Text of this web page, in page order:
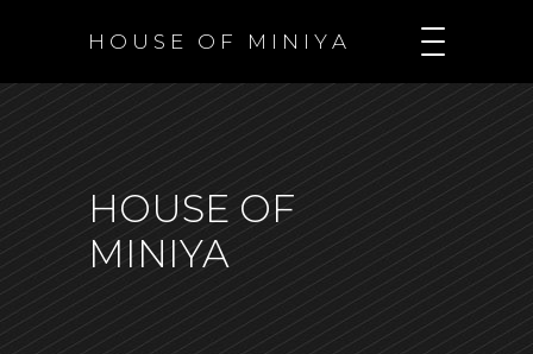
H O U S E O F M I N I Y A
HOUSE OF
MINIYA